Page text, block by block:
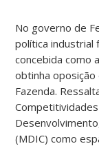
No governo de
política industrial
concebida como
obtinha
Fazenda.
(MDIC) como